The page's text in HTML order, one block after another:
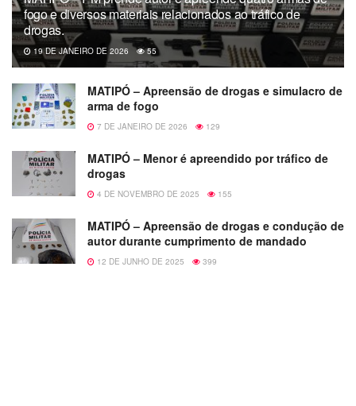
fogo e diversos materiais relacionados ao tráfico de
drogas.
19 DE JANEIRO DE 2026 55
MATIPÓ – Apreensão de drogas e simulacro de
arma de fogo
7 DE JANEIRO DE 2026 129
MATIPÓ – Menor é apreendido por tráfico de
drogas
4 DE NOVEMBRO DE 2025 155
MATIPÓ – Apreensão de drogas e condução de
autor durante cumprimento de mandado
12 DE JUNHO DE 2025 399